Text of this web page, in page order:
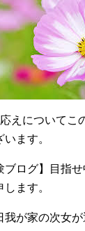
えについてこ
ます。
ブログ】目指
ます。
我が家の次女